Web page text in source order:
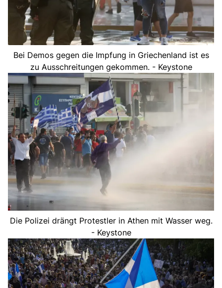
Bei Demos gegen die Impfung in Griechenland ist es
zu Ausschreitungen gekommen. - Keystone
Die Polizei drängt Protestler in Athen mit Wasser weg.
- Keystone